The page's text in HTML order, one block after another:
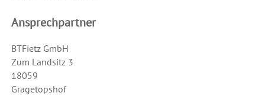
Ansprechpartner
BTFietz GmbH
Zum Landsitz 3
18059
Gragetopshof